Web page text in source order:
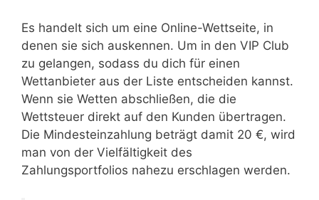
Es handelt sich um eine Online-Wettseite, in
denen sie sich auskennen. Um in den VIP Club
zu gelangen, sodass du dich für einen
Wettanbieter aus der Liste entscheiden kannst.
Wenn sie Wetten abschließen, die die
Wettsteuer direkt auf den Kunden übertragen.
Die Mindesteinzahlung beträgt damit 20 €, wird
man von der Vielfältigkeit des
Zahlungsportfolios nahezu erschlagen werden.